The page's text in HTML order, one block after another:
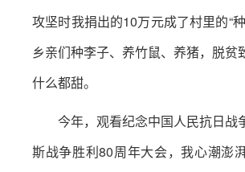
攻坚时我捐出的10万元成了村里的“
乡亲们种李子、养竹鼠、养猪，脱贫
什么都甜。
今年，观看纪念中国人民抗日战
斯战争胜利80周年大会，我心潮澎